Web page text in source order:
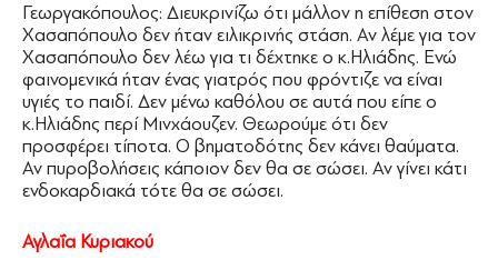
Γεωργακόπουλος: Διευκρινίζω ότι μάλλον η επίθεση στον
Χασαπόπουλο δεν ήταν ειλικρινής στάση. Αν λέμε για τον
Χασαπόπουλο δεν λέω για τι δέχτηκε ο κ.Ηλιάδης. Ενώ
φαινομενικά ήταν ένας γιατρός που φρόντιζε να είναι
υγιές το παιδί. Δεν μένω καθόλου σε αυτά που είπε ο
κ.Ηλιάδης περί Μινχάουζεν. Θεωρούμε ότι δεν
προσφέρει τίποτα. Ο βηματοδότης δεν κάνει θαύματα.
Αν πυροβολήσεις κάποιον δεν θα σε σώσει. Αν γίνει κάτι
ενδοκαρδιακά τότε θα σε σώσει.
Αγλαΐα Κυριακού